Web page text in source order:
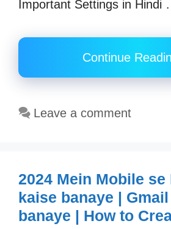
Important Settings in Hindi
Continue
Leave a comment
2024 Mein Mobile se
kaise banaye |
banaye | How to